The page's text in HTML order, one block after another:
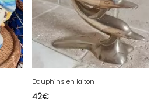
Dauphins en laiton
42€